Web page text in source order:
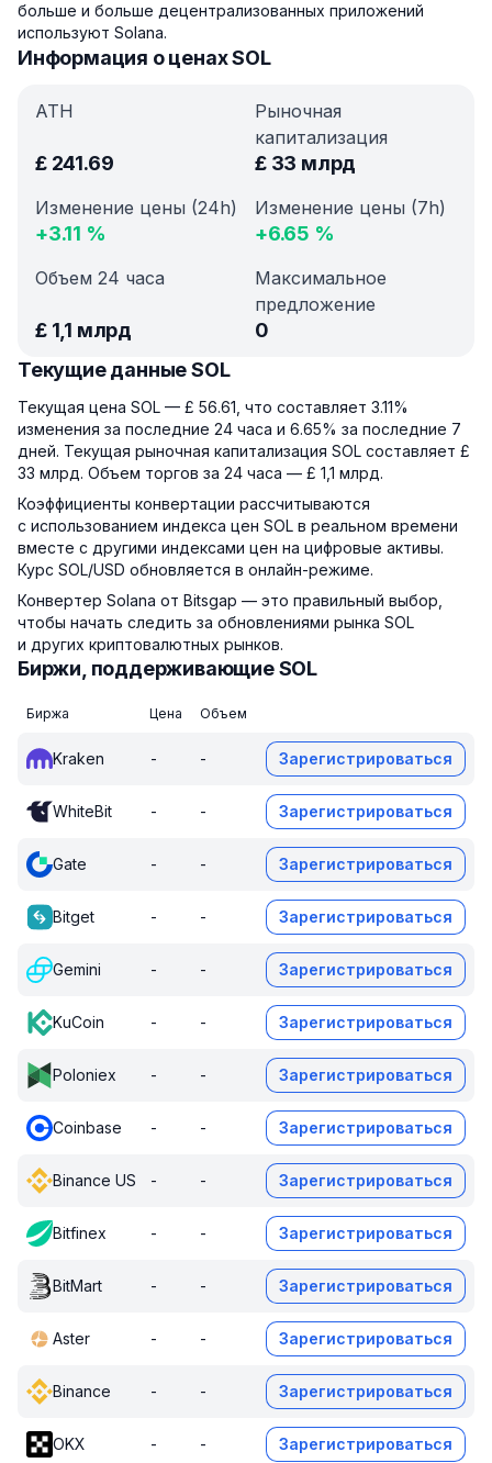
больше и больше децентрализованных приложений
используют Solana.
Информация о ценах SOL
ATH
£ 241.69
Рыночная
капитализация
£ 33 млрд
Изменение цены (24h)
+3.11 %
Изменение цены (7h)
+6.65 %
Объем 24 часа
£ 1,1 млрд
Максимальное
предложение
0
Текущие данные SOL
Текущая цена SOL — £ 56.61, что составляет 3.11%
изменения за последние 24 часа и 6.65% за последние 7
дней. Текущая рыночная капитализация SOL составляет £
33 млрд. Объем торгов за 24 часа — £ 1,1 млрд.
Коэффициенты конвертации рассчитываются
с использованием индекса цен SOL в реальном времени
вместе с другими индексами цен на цифровые активы.
Курс SOL/USD обновляется в онлайн-режиме.
Конвертер Solana от Bitsgap — это правильный выбор,
чтобы начать следить за обновлениями рынка SOL
и других криптовалютных рынков.
Биржи, поддерживающие SOL
Биржа Цена Объем
Kraken - - Зарегистрироваться
WhiteBit - - Зарегистрироваться
Gate - - Зарегистрироваться
Bitget - - Зарегистрироваться
Gemini - - Зарегистрироваться
KuCoin - - Зарегистрироваться
Poloniex - - Зарегистрироваться
Coinbase - - Зарегистрироваться
Binance US - - Зарегистрироваться
Bitfinex - - Зарегистрироваться
BitMart - - Зарегистрироваться
Aster - - Зарегистрироваться
Binance - - Зарегистрироваться
OKX - - Зарегистрироваться